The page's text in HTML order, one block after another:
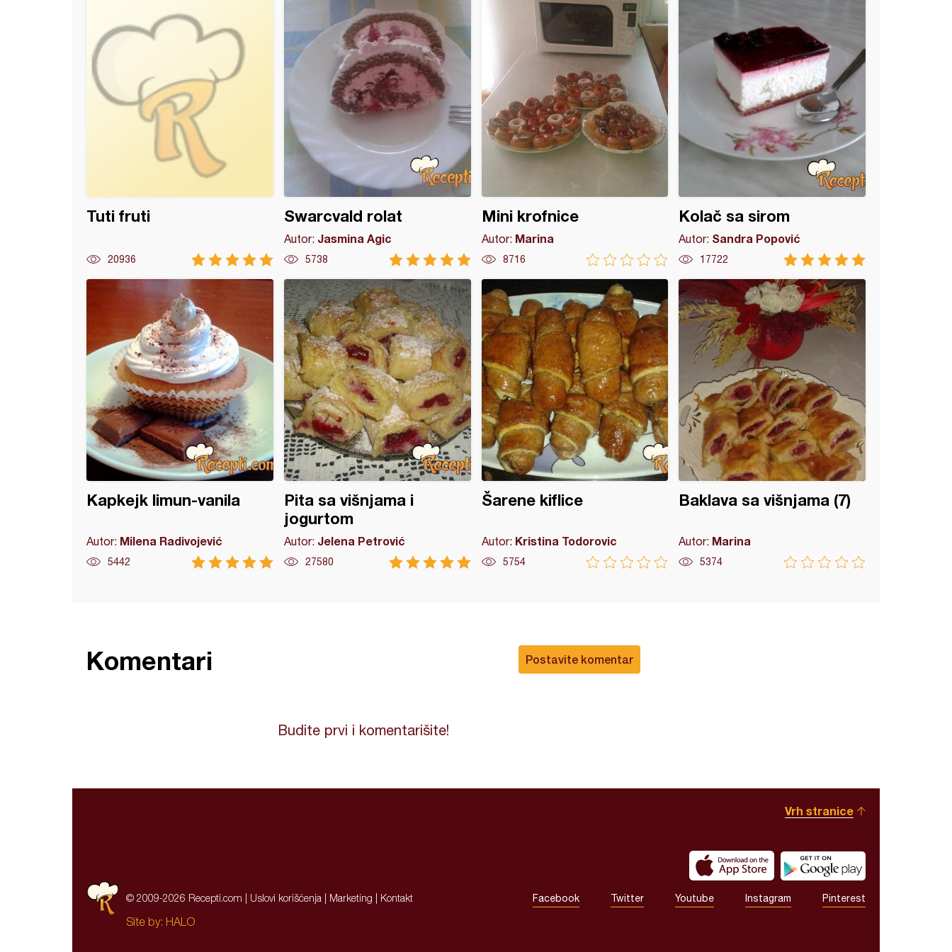
Tuti fruti
20936
Swarcvald rolat
Autor: Jasmina Agic
5738
Mini krofnice
Autor: Marina
8716
Kolač sa sirom
Autor: Sandra Popović
17722
Kapkejk limun-vanila
Autor: Milena Radivojević
5442
Pita sa višnjama i
jogurtom
Autor: Jelena Petrović
27580
Šarene kiflice
Autor: Kristina Todorovic
5754
Baklava sa višnjama (7)
Autor: Marina
5374
sa višnjama (7)
Postavite komentar
Komentari
Budite prvi i komentarišite!
Vrh stranice
© 2009-2026 Recepti.com | Uslovi korišćenja Marketing Kontakt Facebook Twitter Youtube Instagram Pinterest
Site by: HALO